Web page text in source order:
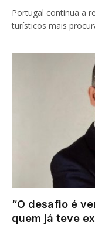
Portugal continua a
turísticos mais
“O desafio é
quem já teve